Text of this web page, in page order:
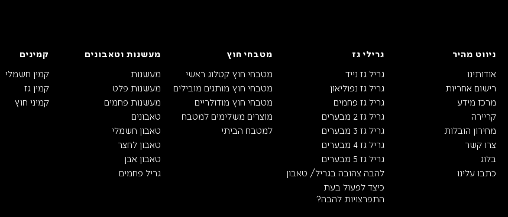
ניווט מהיר
אודותינו
רישום אחריות
מרכז מידע
קריירה
מחירון הובלות
צרו קשר
בלוג
כתבו עלינו
גרילי גז
גריל גז נייד
גריל גז נפוליאון
גריל גז פחמים
גריל גז 2 מבערים
גריל גז 3 מבערים
גריל גז 4 מבערים
גריל גז 5 מבערים
להבה צהובה בגריל/ טאבון
כיצד לפעול בעת
התפרצויות להבה?
מטבחי חוץ
מטבחי חוץ קטלוג ראשי
מטבחי חוץ מותגים מובילים
מטבחי חוץ מודולריים
מוצרים משלימים למטבח
למטבח הביתי
מעשנות וטאבונים
מעשנות
מעשנות פלט
מעשנות פחמים
טאבונים
טאבון חשמלי
טאבון לחצר
טאבון אבן
גריל פחמים
קמינים
קמין חשמלי
קמין גז
קמיני חוץ